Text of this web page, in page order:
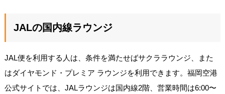
JALの国内線ラウンジ
JAL便を利用する人は、条件を満たせばサクララウンジ、また
はダイヤモンド・プレミア ラウンジを利用できます。福岡空港
公式サイトでは、JALラウンジは国内線2階、営業時間は6:00〜